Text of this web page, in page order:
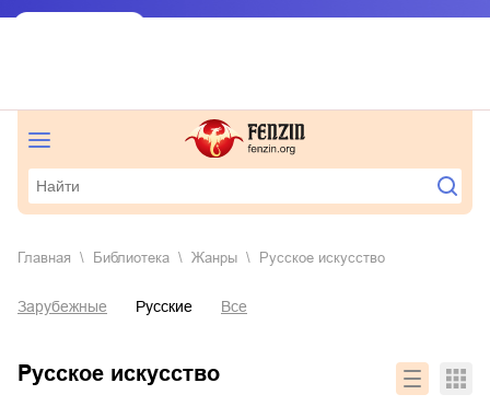
Главная Библиотека Жанры русское искусство
Зарубежные Русские Все
русское искусство